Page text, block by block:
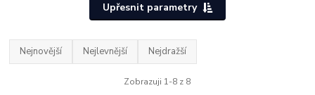
Upřesnit parametry
Nejnovější Nejlevnější Nejdražší
Zobrazuji 1-8 z 8